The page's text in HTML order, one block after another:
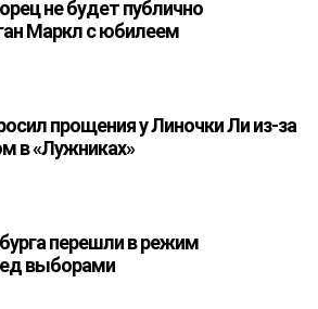
не будет публично
Маркл с юбилеем
прощения у Линочки Ли из-за
в «Лужниках»
перешли в режим
выборами